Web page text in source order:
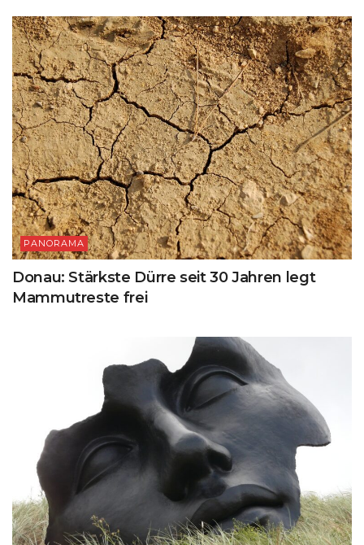
PANORAMA
Donau: Stärkste Dürre seit 30 Jahren legt
Mammutreste frei